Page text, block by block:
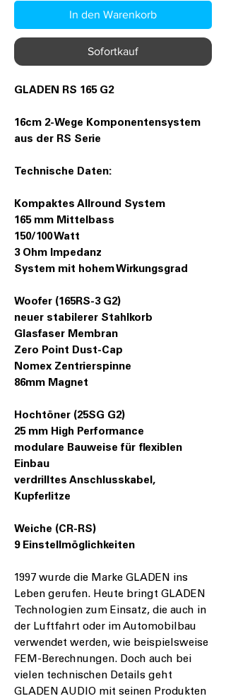
In den Warenkorb
Sofortkauf
GLADEN RS 165 G2
16cm 2-Wege Komponentensystem
aus der RS Serie
Technische Daten:
Kompaktes Allround System
165 mm Mittelbass
150/100 Watt
3 Ohm Impedanz
System mit hohem Wirkungsgrad
Woofer (165RS-3 G2)
neuer stabilerer Stahlkorb
Glasfaser Membran
Zero Point Dust-Cap
Nomex Zentrierspinne
86mm Magnet
Hochtöner (25SG G2)
25 mm High Performance
modulare Bauweise für flexiblen
Einbau
verdrilltes Anschlusskabel,
Kupferlitze
Weiche (CR-RS)
9 Einstellmöglichkeiten
1997 wurde die Marke GLADEN ins
Leben gerufen. Heute bringt GLADEN
Technologien zum Einsatz, die auch in
der Luftfahrt oder im Automobilbau
verwendet werden, wie beispielsweise
FEM-Berechnungen. Doch auch bei
vielen technischen Details geht
GLADEN AUDIO mit seinen Produkten